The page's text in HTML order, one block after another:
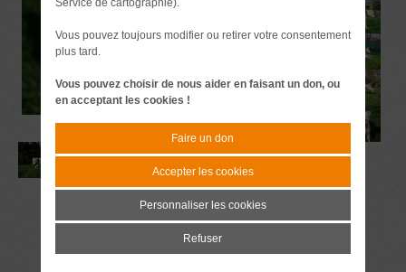
Vous pouvez toujours modifier ou retirer votre consentement
plus tard.
Vous pouvez choisir de nous aider en faisant un don, ou
en acceptant les cookies !
Faire un don
Accepter les cookies
Personnaliser les cookies
Refuser